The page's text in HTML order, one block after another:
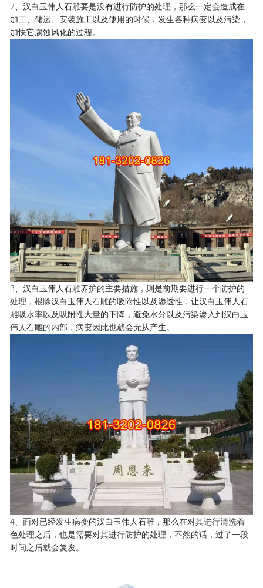
2、汉白玉伟人石雕要是没有进行防护的处理，那么一定会造成在
加工、储运、安装施工以及使用的时候，发生各种病变以及污染，
加快它腐蚀风化的过程。
3、汉白玉伟人石雕养护的主要措施，则是前期要进行一个防护的
处理，根除汉白玉伟人石雕的吸附性以及渗透性，让汉白玉伟人石
雕吸水率以及吸附性大量的下降，避免水分以及污染渗入到汉白玉
伟人石雕的内部，病变因此也就会无从产生。
4、面对已经发生病变的汉白玉伟人石雕，那么在对其进行清洗着
色处理之后，也是需要对其进行防护的处理，不然的话，过了一段
时间之后就会复发。